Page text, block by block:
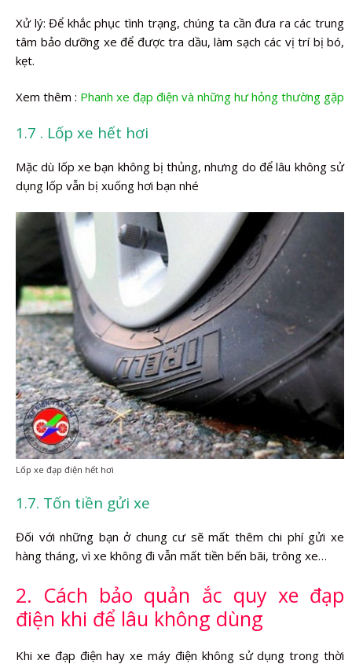
Xử lý: Để khắc phục tình trạng, chúng ta cần đưa ra các trung
tâm bảo dưỡng xe để được tra dầu, làm sạch các vị trí bị bó,
kẹt.
Xem thêm : Phanh xe đạp điện và những hư hỏng thường gặp
1.7 . Lốp xe hết hơi
Mặc dù lốp xe bạn không bị thủng, nhưng do để lâu không sử
dụng lốp vẫn bị xuống hơi bạn nhé
Lốp xe đạp điện hết hơi
1.7. Tốn tiền gửi xe
Đối với những bạn ở chung cư sẽ mất thêm chi phí gửi xe
hàng tháng, vì xe không đi vẫn mất tiền bến bãi, trông xe…
2. Cách bảo quản ắc quy xe đạp
điện khi để lâu không dùng
Khi xe đạp điện hay xe máy điện không sử dụng trong thời